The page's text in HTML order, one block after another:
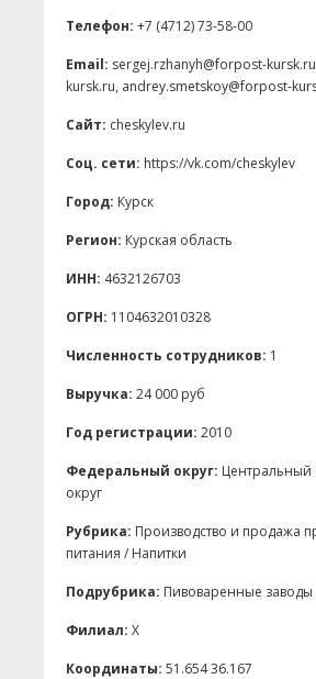
Телефон: +7 (4712) 73-58-00
Email: sergej.rzhanyh@forpost-
kursk.ru, andrey.smetskoy@forpost-
Сайт: cheskylev.ru
Соц. сети: https://vk.com/cheskylev
Город: Курск
Регион: Курская область
ИНН: 4632126703
ОГРН: 1104632010328
Численность сотрудников: 1
Выручка: 24 000 руб
Год регистрации: 2010
Федеральный округ:
округ
Рубрика: Производство и продажа
питания / Напитки
Подрубрика: Пивоваренные заводы
Филиал: X
Координаты: 51.654 36.167